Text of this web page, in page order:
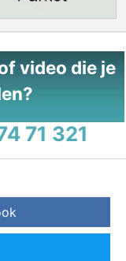
video die je
71 321